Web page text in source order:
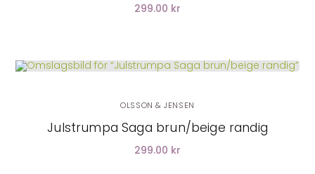
299.00 kr
LÄGG I VARUKORG
OLSSON & JENSEN
Julstrumpa Saga brun/beige randig
299.00 kr